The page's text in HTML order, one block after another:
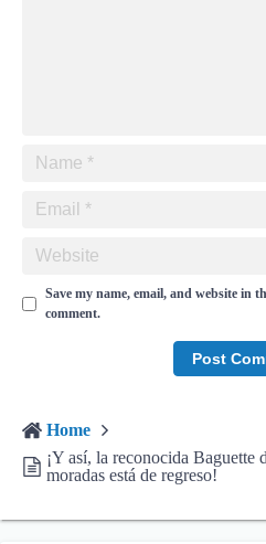
Save my name, email, and website in
comment.
Home
¡Y así, la reconocida Baguette
moradas está de regreso!